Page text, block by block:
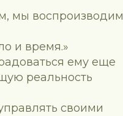
мы воспроизводим
и время.»
ему еще
реальность
своими